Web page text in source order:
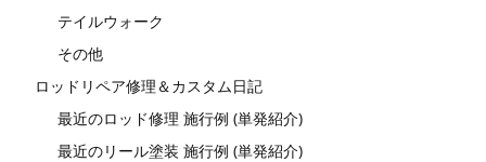
テイルウォーク
その他
ロッドリペア修理＆カスタム日記
最近のロッド修理 施行例 (単発紹介)
最近のリール塗装 施行例 (単発紹介)